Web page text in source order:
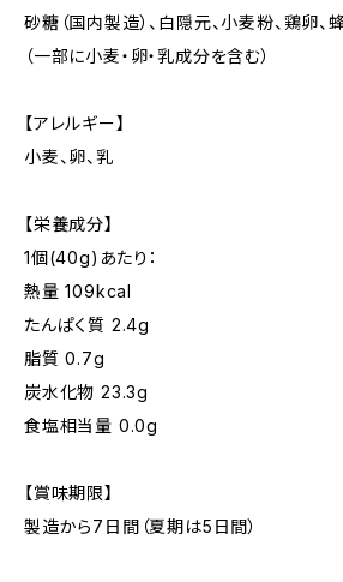
砂糖（国内製造）、白隠元、小麦粉、鶏卵、
（一部に小麦・卵・乳成分を含む）
【アレルギー】
小麦、卵、乳
【栄養成分】
1個(40g)あたり：
熱量 109kcal
たんぱく質 2.4g
脂質 0.7g
炭水化物 23.3g
食塩相当量 0.0g
【賞味期限】
製造から7日間（夏期は5日間）